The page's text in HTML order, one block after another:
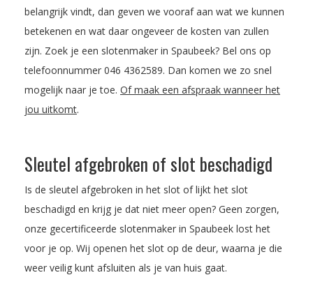
belangrijk vindt, dan geven we vooraf aan wat we kunnen
betekenen en wat daar ongeveer de kosten van zullen
zijn. Zoek je een slotenmaker in Spaubeek? Bel ons op
telefoonnummer 046 4362589. Dan komen we zo snel
mogelijk naar je toe. Of maak een afspraak wanneer het
jou uitkomt.
Sleutel afgebroken of slot beschadigd
Is de sleutel afgebroken in het slot of lijkt het slot
beschadigd en krijg je dat niet meer open? Geen zorgen,
onze gecertificeerde slotenmaker in Spaubeek lost het
voor je op. Wij openen het slot op de deur, waarna je die
weer veilig kunt afsluiten als je van huis gaat.